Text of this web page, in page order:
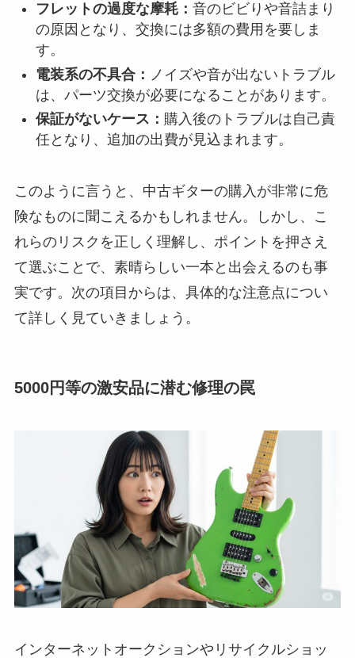
フレットの過度な摩耗： 音のビビりや音詰まり
の原因となり、交換には多額の費用を要しま
す。
電装系の不具合： ノイズや音が出ないトラブル
は、パーツ交換が必要になることがあります。
保証がないケース： 購入後のトラブルは自己責
任となり、追加の出費が見込まれます。
このように言うと、中古ギターの購入が非常に危
険なものに聞こえるかもしれません。しかし、こ
れらのリスクを正しく理解し、ポイントを押さえ
て選ぶことで、素晴らしい一本と出会えるのも事
実です。次の項目からは、具体的な注意点につい
て詳しく見ていきましょう。
5000円等の激安品に潜む修理の罠
インターネットオークションやリサイクルショッ